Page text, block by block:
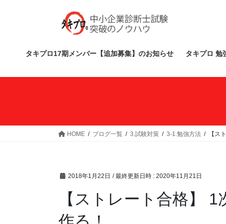
ス
ン
タキプロ17期メンバー【追加募集】のお知らせ タキプロ 勉
HOME ブログ一覧 3.試験対策 3-1.勉強方法 【ス
2018年1月22日 / 最終更新日時 : 2020年11月21日
【ストレート合格】